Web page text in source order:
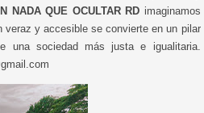
NADA QUE OCULTAR RD imaginamos
veraz y accesible se convierte en un pilar
una sociedad más justa e igualitaria.